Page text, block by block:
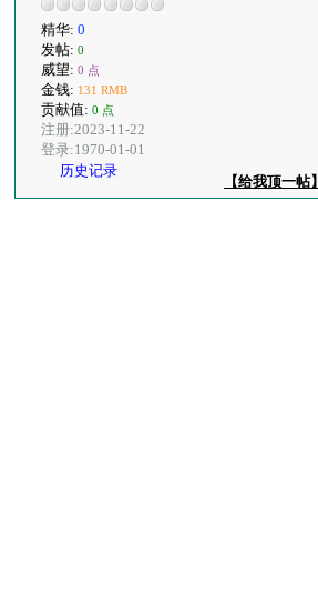
精华:0
发帖:0
威望:0 点
金钱: 131 RMB
贡献值:0 点
注册:2023-11-22
登录:1970-01-01
历史记录
【给我顶一帖】